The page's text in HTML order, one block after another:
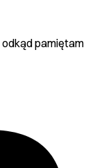
odkąd pamiętam